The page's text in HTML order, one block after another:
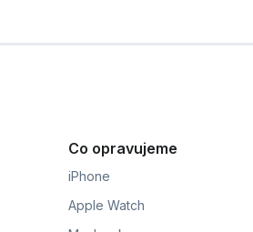
Co opravujeme
iPhone
Apple Watch